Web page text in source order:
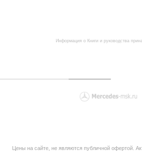
Информация о Книги и руководства
Цены на сайте, не являются публичной офертой.